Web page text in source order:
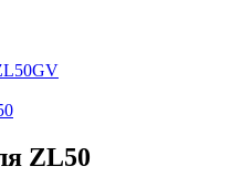
ZL50